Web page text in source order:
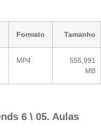
Formato Tamanho
MP4
555,991
MB
6 \ 05. Aulas